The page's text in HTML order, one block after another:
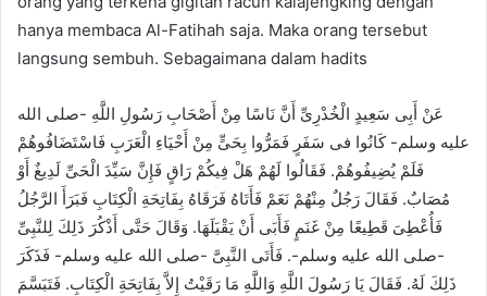
hanya membaca Al-Fatihah saja. Maka orang tersebut
langsung sembuh. Sebagaimana dalam hadits
عَنْ أَبِى سَعِيدٍ الْخُدْرِىِّ أَنَّ نَاسًا مِنْ أَصْحَابِ رَسُولِ اللَّهِ -صلى الله
عليه وسلم- كَانُوا فى سَفَرٍ فَمَرُّوا بِحَىٍّ مِنْ أَحْيَاءِ الْعَرَبِ فَاسْتَضَافُوهُمْ
فَلَمْ يُضِيفُوهُمْ. فَقَالُوا لَهُمْ هَلْ فِيكُمْ رَاقٍ فَإِنَّ سَيِّدَ الْحَىِّ لَدِيغٌ أَوْ
مُصَابٌ. فَقَالَ رَجُلٌ مِنْهُمْ نَعَمْ فَأَتَاهُ فَرَقَاهُ بِفَاتِحَةِ الْكِتَابِ فَبَرَأَ الرَّجُلُ
فَأُعْطِىَ قَطِيعًا مِنْ غَنَمٍ فَأَبَى أَنْ يَقْبَلَهَا. وَقَالَ حَتَّى أَذْكُرَ ذَلِكَ لِلنَّبِىِّ
-صلى الله عليه وسلم-. فَأَتَى النَّبِىَّ -صلى الله عليه وسلم- فَذَكَرَ
ذَلِكَ لَهُ. فَقَالَ يَا رَسُولَ اللَّهِ وَاللَّهِ مَا رَقَيْتُ إِلاَّ بِفَاتِحَةِ الْكِتَابِ. فَتَبَسَّمَ